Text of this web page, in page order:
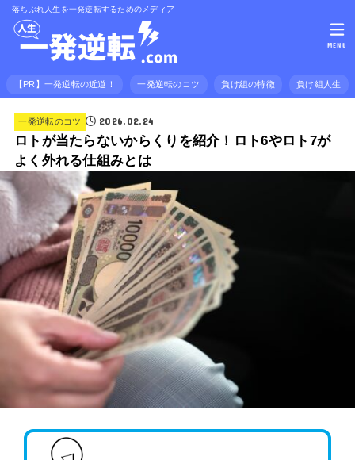
落ちぶれ人生を一発逆転するためのメディア
【PR】一発逆転の近道！ 一発逆転のコツ 負け組の特徴 負け組人生
MENU
一発逆転のコツ 2026.02.24
ロトが当たらないからくりを紹介！ロト6やロト7が
よく外れる仕組みとは